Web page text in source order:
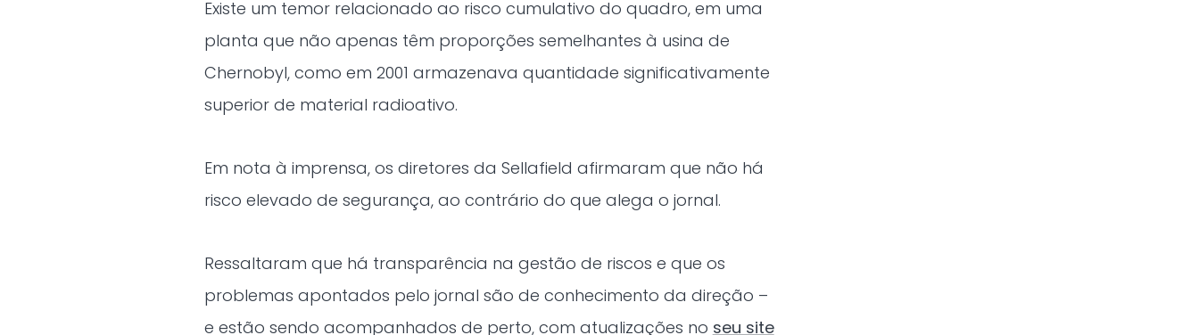
Existe um temor relacionado ao risco cumulativo do quadro, em uma
planta que não apenas têm proporções semelhantes à usina de
Chernobyl, como em 2001 armazenava quantidade significativamente
superior de material radioativo.
Em nota à imprensa, os diretores da Sellafield afirmaram que não há
risco elevado de segurança, ao contrário do que alega o jornal.
Ressaltaram que há transparência na gestão de riscos e que os
problemas apontados pelo jornal são de conhecimento da direção –
e estão sendo acompanhados de perto, com atualizações no seu site